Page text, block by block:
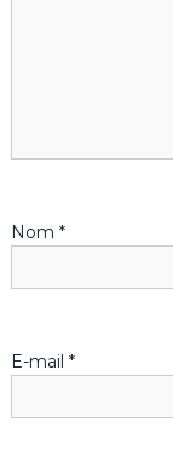
Nom *
E-mail *